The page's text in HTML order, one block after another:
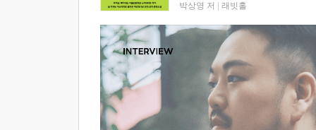
박상영 저 래빗홀